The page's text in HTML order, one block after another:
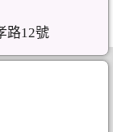
路12號